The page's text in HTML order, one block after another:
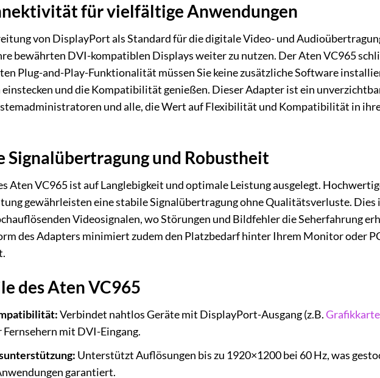
für vielfältige Anwendungen
von DisplayPort als Standard für die digitale Video- und
bewährten DVI-kompatiblen Displays weiter zu nutzen. Der Aten VC965
Plug-and-Play-Funktionalität müssen Sie keine zusätzliche Software
und die Kompatibilität genießen. Dieser Adapter ist ein
und alle, die Wert auf Flexibilität und Kompatibilität in
Signalübertragung und Robustheit
Aten VC965 ist auf Langlebigkeit und optimale Leistung ausgelegt.
gewährleisten eine stabile Signalübertragung ohne Qualitätsverluste. Dies
Videosignalen, wo Störungen und Bildfehler die Seherfahrung
des Adapters minimiert zudem den Platzbedarf hinter Ihrem Monitor oder
des Aten VC965
Verbindet nahtlos Geräte mit DisplayPort-Ausgang (z.B.
mit DVI-Eingang.
Unterstützt Auflösungen bis zu 1920×1200 bei 60 Hz, was
garantiert.